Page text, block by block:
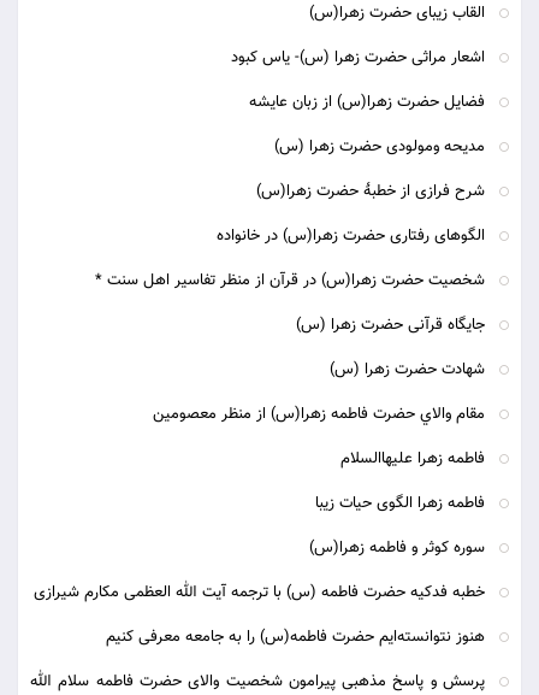
القاب زیبای حضرت زهرا(س)
اشعار مراثی حضرت زهرا (س)- یاس کبود
فضایل حضرت زهرا(س) از زبان عایشه
مدیحه ومولودی حضرت زهرا (س)
شرح فرازی از خطبۀ حضرت زهرا(س)
الگوهای رفتاری حضرت زهرا(س) در خانواده
شخصیت حضرت زهرا(س) در قرآن از منظر تفاسیر اهل سنت *
جايگاه قرآنی حضرت زهرا (س)
شهادت حضرت زهرا (س)
مقام والاي حضرت فاطمه زهرا(س) از منظر معصومين
فاطمه زهرا عليهاالسلام
فاطمه زهرا الگوی حیات زیبا
سوره کوثر و فاطمه زهرا(س)
خطبه فدکیه حضرت فاطمه (س) با ترجمه آیت الله العظمی مکارم شیرازی
هنوز نتوانسته‌ایم حضرت فاطمه(س) را به جامعه معرفی کنیم
پرسش و پاسخ مذهبی پیرامون شخصیت والای حضرت فاطمه سلام الله